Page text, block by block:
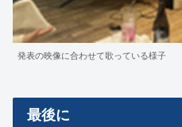
発表の映像に合わせて歌っている様子
最後に